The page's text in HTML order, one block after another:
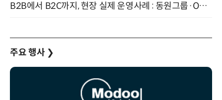
B2B에서 B2C까지, 현장 실제 운영사례 : 동원그룹·OCI·다이닝브랜즈그룹·당근 (8/27)
주요 행사 ❯